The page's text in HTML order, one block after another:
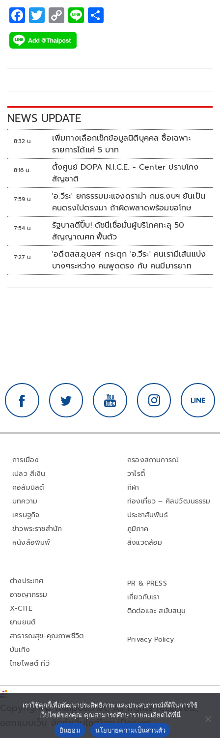
F
ac
e
k
T
wi
tt
C
o
p
k
Li
NEWS UPDATE
8:32 น.
เพิ่มทางเลือกเช็กข้อมูลนิติบุคคล ซื้อเฉพาะ
รายการได้แค่ 5 บาท
8:16 น.
ตั้งศูนย์ DOPA N.I.C.E. - Center ปราบโกง
สัญชาติ
7:59 น.
'อ.วีระ' ยกธรรมมะแจงดราม่า กมธ.งบฯ ยันเป็น
คนตรงไปตรงมา ถ้าผิดพลาดพร้อมขอโทษ
7:54 น.
รัฐบาลตีปี๊บ! ดัชนีเชื่อมั่นผู้บริโภคทะลุ 50
สัญญาณศก.ฟื้นตัว
7:27 น.
'อดีตสส.อุบลฯ' กระตุก 'อ.วีระ' คนเรามีเส้นแบ่ง
บางๆระหว่าง คนพูดตรง กับ คนมีมารยาท
การเมือง
เปลว สีเงิน
คอลัมนิสต์
บทความ
เศรษฐกิจ
ข่าวพระราชสำนัก
หนังสือพิมพ์
กรองสถานการณ์
วาไรตี้
กีฬา
ท่องเที่ยว – ศิลปวัฒนธรรม
ประชาสัมพันธ์
ภูมิภาค
สิ่งแวดล้อม
ต่างประเทศ
อาชญากรรม
X-CITE
ยานยนต์
สาธารณสุข-คุณภาพชีวิต
บันเทิง
ไทยโพสต์ ทีวี
PR & PRESS
เกี่ยวกับเรา
ติดต่อและ สนับสนุน
Privacy Policy
Copyright© thaipost.net, All rights reserved.,
ออกแบบเว็บ จัดทำเว็บไซต์โดย iDesign
เราใช้คุกกี้เพื่อพัฒนาประสิทธิภาพ และประสบการณ์ที่ดีในการใช้
เว็บไซต์ของคุณ คุณสามารถศึกษารายละเอียดได้ที่นี่
ยินยอม
นโยบายความเป็นส่วนตัว